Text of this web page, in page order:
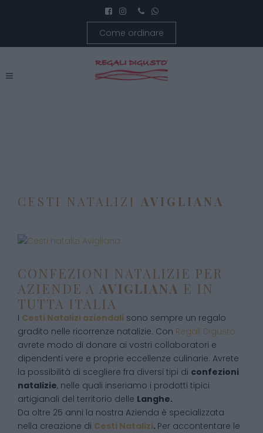
Come ordinare
CESTI NATALIZI AVIGLIANA
CONFEZIONI NATALIZIE PER
AZIENDE A AVIGLIANA E IN
TUTTA ITALIA
I Cesti Natalizi aziendali sono sempre un regalo
gradito nelle ricorrenze natalizie. Con Regali Digusto
avrete modo di donare ai vostri collaboratori e
dipendenti vere e proprie eccellenze culinarie. Avrete
la possibilità di scegliere fra diversi tipi di confezioni
natalizie, nelle quali inseriamo i prodotti tipici
artigianali del territorio delle Langhe.
Da oltre 25 anni la nostra Azienda è specializzata
nella creazione di Cesti Natalizi. Per accontentare le